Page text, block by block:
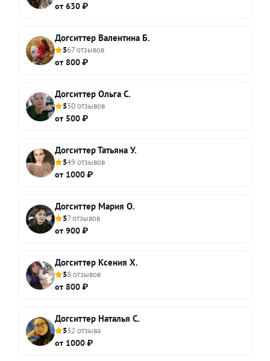
от 630 ₽
Догситтер Валентина Б.
567 отзывов
от 800 ₽
Догситтер Ольга С.
530 отзывов
от 500 ₽
Догситтер Татьяна У.
549 отзывов
от 1000 ₽
Догситтер Мария О.
57 отзывов
от 900 ₽
Догситтер Ксения Х.
58 отзывов
от 800 ₽
Догситтер Наталья С.
532 отзыва
от 1000 ₽